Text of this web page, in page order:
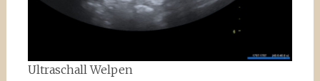
Ultraschall Welpen